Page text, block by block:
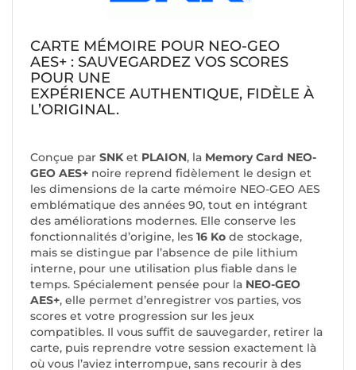
CARTE MÉMOIRE POUR NEO-GEO
AES+ : SAUVEGARDEZ VOS SCORES
POUR UNE
EXPÉRIENCE AUTHENTIQUE, FIDÈLE À
L’ORIGINAL.
Conçue par SNKet PLAION, la Memory Card NEO-
GEO AES+ noire reprend fidèlement le design et
les dimensions de la carte mémoire NEO-GEO AES
emblématique des années 90, tout en intégrant
des améliorations modernes. Elle conserve les
fonctionnalités d’origine, les 16 Ko de stockage,
mais se distingue par l’absence de pile lithium
interne, pour une utilisation plus fiable dans le
temps. Spécialement pensée pour la NEO-GEO
AES+, elle permet d’enregistrer vos parties, vos
scores et votre progression sur les jeux
compatibles. Il vous suffit de sauvegarder, retirer la
carte, puis reprendre votre session exactement là
où vous l’aviez interrompue, sans recourir à des